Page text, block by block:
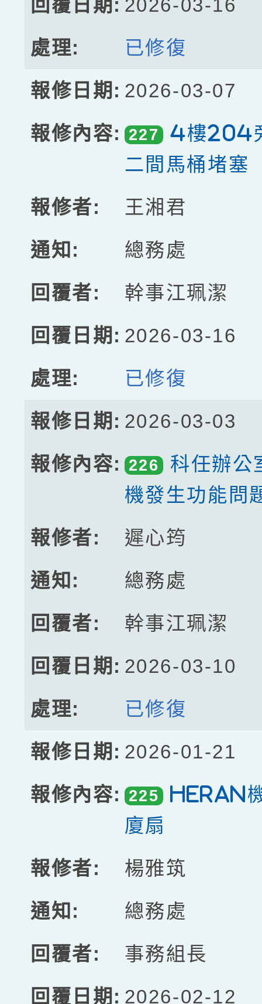
2026-03-16
已修復
2026-03-07
227
4樓204
二間馬桶堵塞
王湘君
總務處
幹事江珮潔
2026-03-16
已修復
2026-03-03
226
科任辦公
機發生功能問
遲心筠
總務處
幹事江珮潔
2026-03-10
已修復
2026-01-21
225
Heran
廈扇
楊雅筑
總務處
事務組長
2026-02-12